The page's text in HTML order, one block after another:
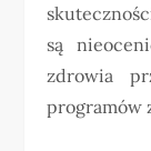
są
zdrowia
programów